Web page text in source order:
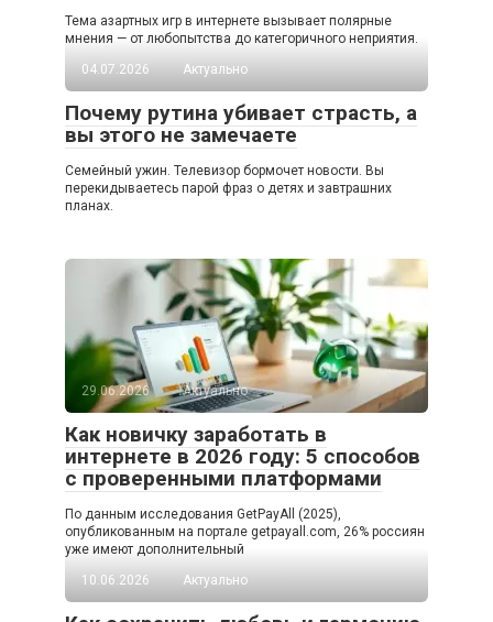
Тема азартных игр в интернете вызывает полярные
мнения — от любопытства до категоричного неприятия.
04.07.2026
Актуально
Почему рутина убивает страсть, а
вы этого не замечаете
Семейный ужин. Телевизор бормочет новости. Вы
перекидываетесь парой фраз о детях и завтрашних
планах.
29.06.2026 Актуально
Как новичку заработать в
интернете в 2026 году: 5 способов
с проверенными платформами
По данным исследования GetPayAll (2025),
опубликованным на портале getpayall.com, 26% россиян
уже имеют дополнительный
10.06.2026
Актуально